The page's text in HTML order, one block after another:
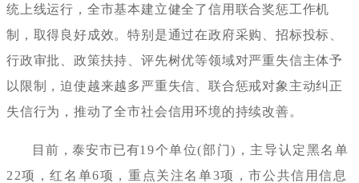
统上线运行，全市基本建立健全了信用联合奖惩工作机
制，取得良好成效。特别是通过在政府采购、招标投标、
行政审批、政策扶持、评先树优等领域对严重失信主体予
以限制，迫使越来越多严重失信、联合惩戒对象主动纠正
失信行为，推动了全市社会信用环境的持续改善。
目前，泰安市已有19个单位(部门)，主导认定黑名单
22项，红名单6项，重点关注名单3项，市公共信用信息